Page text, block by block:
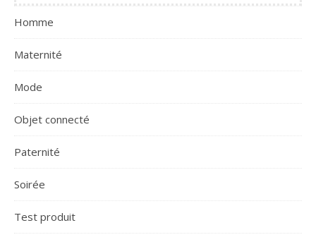
Homme
Maternité
Mode
Objet connecté
Paternité
Soirée
Test produit